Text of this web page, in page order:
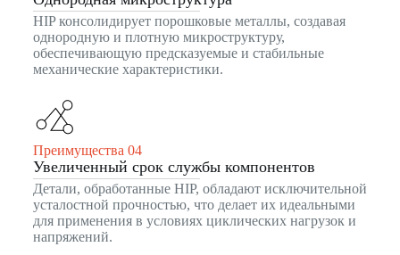
HIP консолидирует порошковые металлы, создавая
однородную и плотную микроструктуру,
обеспечивающую предсказуемые и стабильные
механические характеристики.
Преимущества 04
Увеличенный срок службы компонентов
Детали, обработанные HIP, обладают исключительной
усталостной прочностью, что делает их идеальными
для применения в условиях циклических нагрузок и
напряжений.